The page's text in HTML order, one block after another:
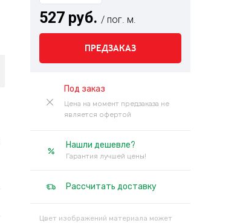
527 руб. / пог. м.
ПРЕДЗАКАЗ
Под заказ
Цена на момент предзаказа не
является офертой
Нашли дешевле?
Гарантия лучшей цены!
Рассчитать доставку
Цвет изображений материала может